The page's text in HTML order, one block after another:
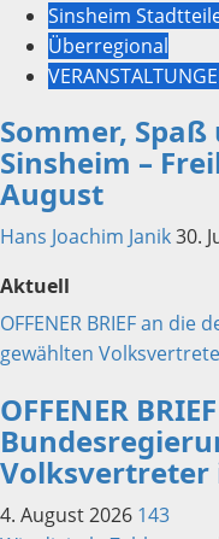
Sinsheim
Überregional
Sommer,
Sinsheim –
August
Hans Joachim Janik30.
Aktuell
OFFENER BRIEF an
gewählten
OFFENER
Volksvertreter
4. August 2026 143